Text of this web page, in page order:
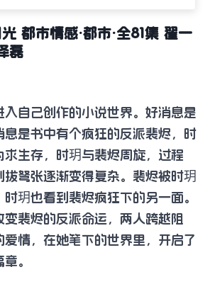
光 都市情感·都市·全81集 翟一
磊
入自己创作的小说世界。好消息是
息是书中有个疯狂的反派裴烬，时
求生存，时玥与裴烬周旋，过程
拔弩张逐渐变得复杂。裴烬被时玥
玥也看到裴烬疯狂下的另一面。
变裴烬的反派命运，两人跨越阻
情，在她笔下的世界里，开启了
。